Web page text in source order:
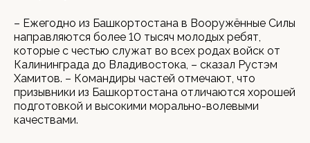
– Ежегодно из Башкортостана в Вооружённые Силы
направляются более 10 тысяч молодых ребят,
которые с честью служат во всех родах войск от
Калининграда до Владивостока, – сказал Рустэм
Хамитов. – Командиры частей отмечают, что
призывники из Башкортостана отличаются хорошей
подготовкой и высокими морально-волевыми
качествами.